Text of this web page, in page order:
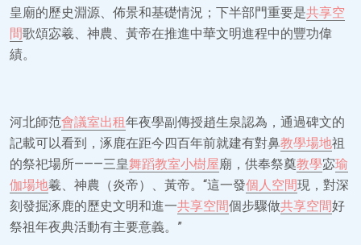
皇廟的歷史淵源、佈景和基礎情況；下半部門重要是共享空
間歌頌宓羲、神農、黃帝在推進中華文明進程中的豐功偉
績。
河北師范會議室出租年夜學副傳授趙生泉認為，通過碑文的
記載可以看到，涿鹿在距今四百年前就建有對鼻教學場地祖
的祭祀場所———三皇舞蹈教室小樹屋廟，供奉祭奠教學宓瑜
伽場地羲、神農（炎帝）、黃帝。“這一發個人空間現，對深
刻發掘涿鹿的歷史文明和進一共享空間個步驟做共享空間好
祭祖年夜典活動有主要意義。”